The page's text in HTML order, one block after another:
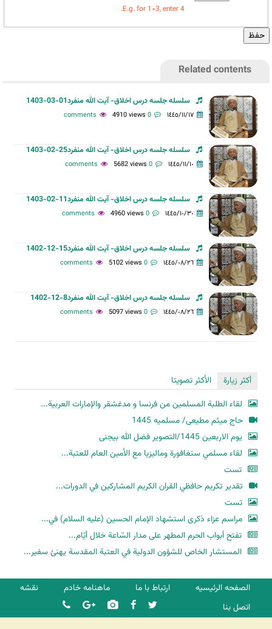
E.g. for 1+3, enter 4.
Related contents
سلسله جلسه درس اخلاق- آیت الله منفرد01-03-1403
١٤٤٥/١١/١٧ 0 comments
4910 views
سلسله جلسه درس اخلاق- آیت الله منفرد25-02-1403
١٤٤٥/١١/١٠ 0 comments
5682 views
سلسله جلسه درس اخلاق- آیت الله منفرد11-02-1403
١٤٤٥/١٠/٣٠ 0 comments
4960 views
سلسله جلسه درس اخلاق- آیت الله منفرد15-12-1402
١٤٤٥/٠٨/٢٦ 0 comments
5102 views
سلسله جلسه درس اخلاق- آیت الله منفرد8-12-1402
١٤٤٥/٠٨/٢٦ 0 comments
5097 views
أكثر زيارة
الأكثر تصويتا
لقاء الطلبة المسلمين من فرنسا و مدغشقر والإمارات العربية...
حاج میثم مطیعی/ مسلمیه 1445
یوم الاربعین 1445/التصویر فضل الله بیجنی
لقاء مسلمي سنغافورة وماليزيا مع الأمين العام للعتبة...
تست
تقدير تكريم حافظي القران الكريم المشاركين في الدورات...
تست
مراسم عزاء ذكرى استشهاد الإمام الحسين (عليه السلام) في...
تفتح أبواب الحرم المطهر على مدار السّاعة خلال أيّام...
المستشار الخاص للشؤون الدولية في العتبة المقدسة يهنئ سفير...
الصفحه الرئیسیه ارتباط با ما ماهنامه خادم
نقشه
اتصل بنا